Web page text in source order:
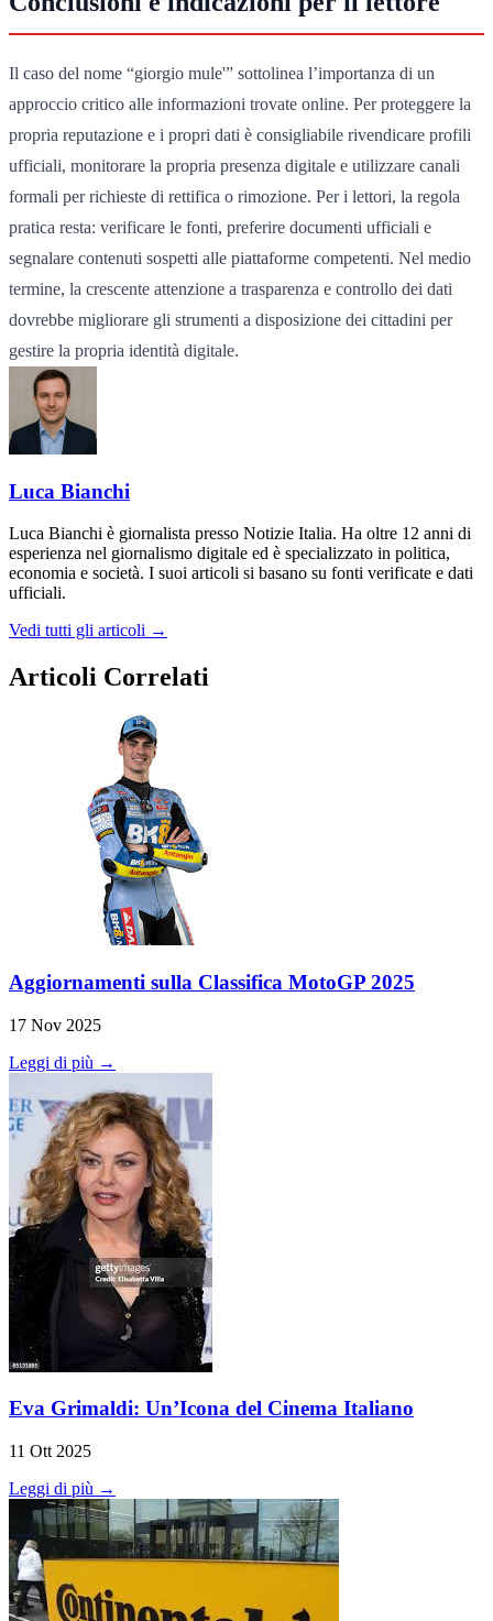
Il caso del nome “giorgio mule'” sottolinea l’importanza di un
approccio critico alle informazioni trovate online. Per proteggere la
propria reputazione e i propri dati è consigliabile rivendicare profili
ufficiali, monitorare la propria presenza digitale e utilizzare canali
formali per richieste di rettifica o rimozione. Per i lettori, la regola
pratica resta: verificare le fonti, preferire documenti ufficiali e
segnalare contenuti sospetti alle piattaforme competenti. Nel medio
termine, la crescente attenzione a trasparenza e controllo dei dati
dovrebbe migliorare gli strumenti a disposizione dei cittadini per
gestire la propria identità digitale.
Luca Bianchi
Luca Bianchi è giornalista presso Notizie Italia. Ha oltre 12 anni di
esperienza nel giornalismo digitale ed è specializzato in politica,
economia e società. I suoi articoli si basano su fonti verificate e dati
ufficiali.
Vedi tutti gli articoli →
Articoli Correlati
Aggiornamenti sulla Classifica MotoGP 2025
17 Nov 2025
Leggi di più →
Eva Grimaldi: Un’Icona del Cinema Italiano
11 Ott 2025
Leggi di più →